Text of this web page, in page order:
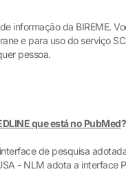
informação da BIREME.
e para uso do serviço
pessoa.
que está no PubMed?
de pesquisa
- NLM adota a interface